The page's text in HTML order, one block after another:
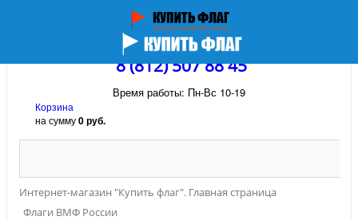
8 (812) 507 88 45
Время работы: Пн-Вс 10-19
Корзина
на сумму0 руб.
Интернет-магазин "Купить флаг". Главная страница
Флаги ВМФ России